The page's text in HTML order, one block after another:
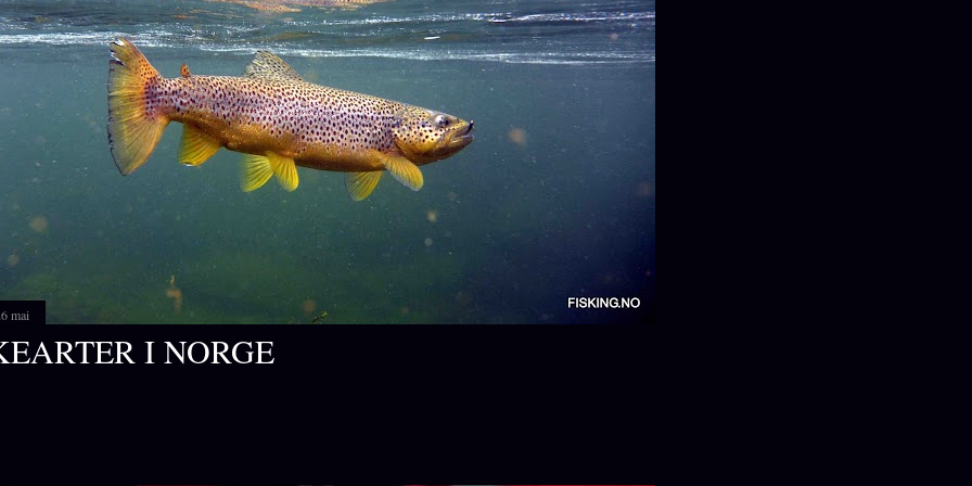
mai
I NORGE